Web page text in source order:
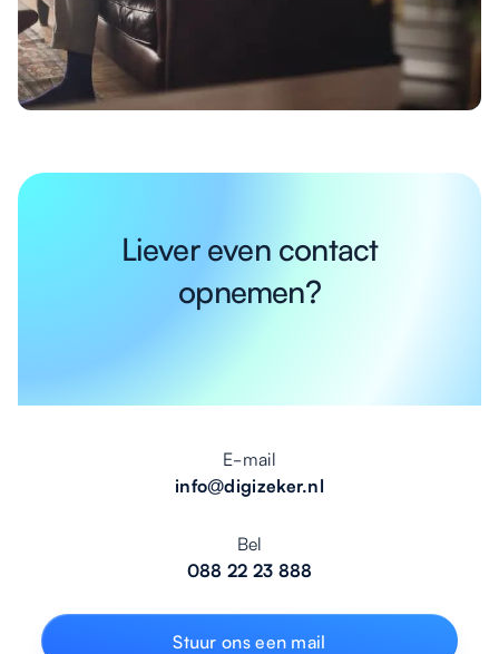
Liever even contact
opnemen?
E-mail
info@digizeker.nl
Bel
088 22 23 888
Stuur ons een mail